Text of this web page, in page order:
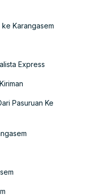
Karangasem
Express
Pasuruan Ke